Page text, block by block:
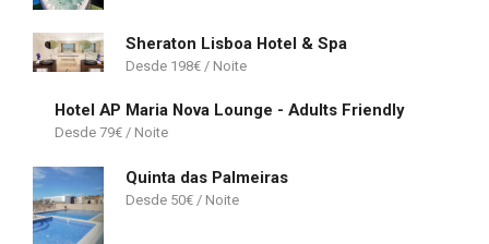
Sheraton Lisboa Hotel & Spa
198€
Hotel AP Maria Nova Lounge - Adults Friendly
79€
Quinta das Palmeiras
50€